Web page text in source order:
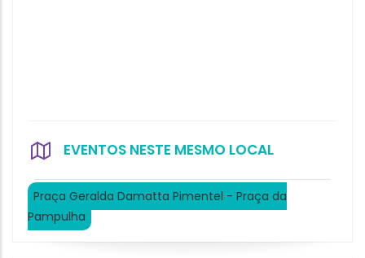
EVENTOS NESTE MESMO LOCAL
Praça Geralda Damatta Pimentel - Praça da
Pampulha